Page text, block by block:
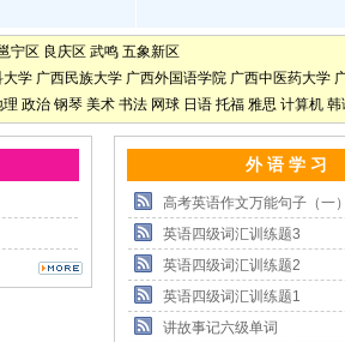
宁区 良庆区 武鸣 五象新区
大学 广西民族大学 广西外国语学院 广西中医药大学
理 政治 钢琴 美术 书法 网球 日语 托福 雅思 计算机 韩
外 语 学 习
高考英语作文万能句子（一）
英语四级词汇训练题3
英语四级词汇训练题2
英语四级词汇训练题1
讲故事记六级单词